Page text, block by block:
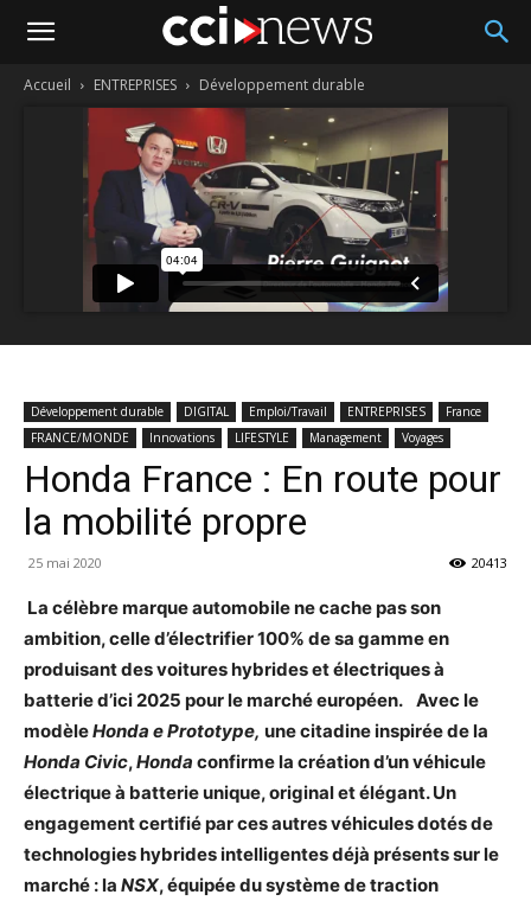
Accueil ENTREPRISES Développement durable
Développement durable DIGITAL Emploi/Travail ENTREPRISES
France
FRANCE/MONDE
Innovations LIFESTYLE Management Voyages
Honda France : En route pour
la mobilité propre
25 mai 2020 20413
La célèbre marque automobile ne cache pas son
ambition, celle d’électrifier 100% de sa gamme en
produisant des voitures hybrides et électriques à
batterie d’ici 2025 pour le marché européen. Avec le
modèleHonda e Prototype, une citadine inspirée de la
Honda Civic,Honda confirme la création d’un véhicule
électrique à batterie unique, original et élégant. Un
engagement certifié par ces autres véhicules dotés de
technologies hybrides intelligentes déjà présents sur le
marché : la NSX, équipée du système de traction